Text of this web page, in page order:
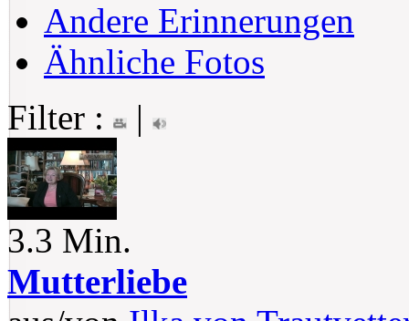
Andere Erinnerungen
Ähnliche Fotos
Filter :
|
3.3 Min.
Mutterliebe